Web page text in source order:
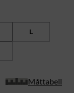
L
Måttabell